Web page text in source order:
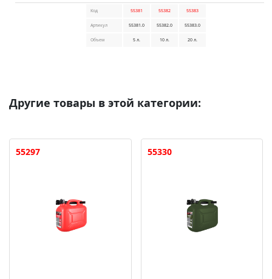
Код 55381 55382 55383
Артикул 55381.0 55382.0 55383.0
Объем 5 л. 10 л. 20 л.
Другие товары в этой категории:
55297 55330